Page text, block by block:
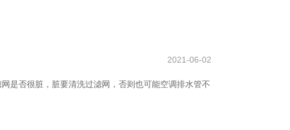
2021-06-02
是否很脏，脏要清洗过滤网，否则也可能空调排水管不